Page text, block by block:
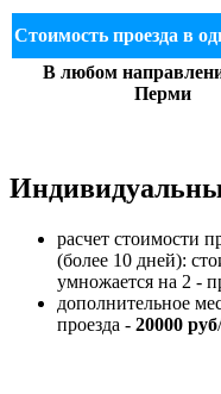
Стоимость проезда в
В любом
Перми
расчет стоимости
(более 10 дней):
умножается на 2 -
дополнительное
проезда - 20000 руб